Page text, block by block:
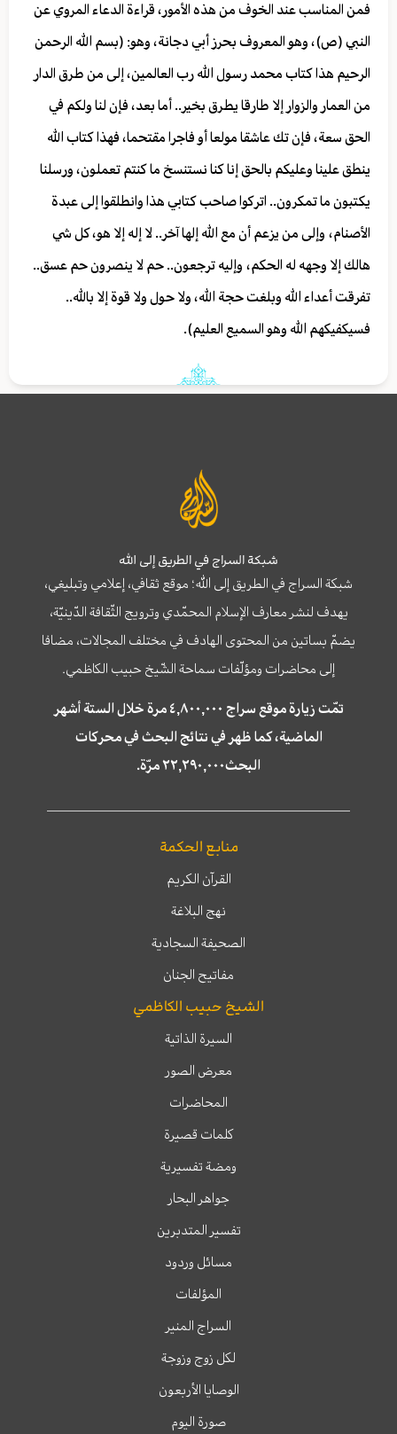
فمن المناسب عند الخوف من هذه الأمور، قراءة الدعاء المروي عن
النبي (ص)، وهو المعروف بحرز أبي دجانة، وهو: (بسم الله الرحمن
الرحيم هذا كتاب محمد رسول الله رب العالمين، إلى من طرق الدار
من العمار والزوار إلا طارقا يطرق بخير.. أما بعد، فإن لنا ولكم في
الحق سعة، فإن تك عاشقا مولعا أو فاجرا مقتحما، فهذا كتاب الله
ينطق علينا وعليكم بالحق إنا كنا نستنسخ ما كنتم تعملون، ورسلنا
يكتبون ما تمكرون.. اتركوا صاحب كتابي هذا وانطلقوا إلى عبدة
الأصنام، وإلى من يزعم أن مع الله إلها آخر.. لا إله إلا هو، كل شي
هالك إلا وجهه له الحكم، وإليه ترجعون.. حم لا ينصرون حم عسق..
تفرقت أعداء الله وبلغت حجة الله، ولا حول ولا قوة إلا بالله..
فسيكفيكهم الله وهو السميع العليم).
شبكة السراج في الطريق إلى الله
شبكة السراج في الطريق إلى الله؛ موقع ثقافي، إعلامي وتبليغي،
يهدف لنشر معارف الإسلام المحمّدي وترويج الثّقافة الدّينيّة،
يضمّ بساتين من المحتوى الهادف في مختلف المجالات، مضافا
إلى محاضرات ومؤلّفات سماحة الشّيخ حبيب الكاظمي.
تمّت زيارة موقع سراج ٤,٨٠٠,٠٠٠ مرة خلال الستة أشهر
الماضية، كما ظهر في نتائج البحث في محركات
البحث٢٢,٢٩٠,٠٠٠ مرّة.
منابع الحكمة
القرآن الكريم
نهج البلاغة
الصحيفة السجادية
مفاتيح الجنان
الشيخ حبيب الكاظمي
السيرة الذاتية
معرض الصور
المحاضرات
كلمات قصيرة
ومضة تفسيرية
جواهر البحار
تفسير المتدبرين
مسائل وردود
المؤلفات
السراج المنير
لكل زوج وزوجة
الوصايا الأربعون
صورة اليوم